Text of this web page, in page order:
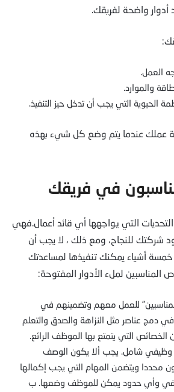
واضحة لفريقك.
العمل.
والموارد.
الحيوية التي يجب أن تدخل حيز التنفيذ.
عملك عندما يتم وضع كل شيء بهذه
في فريقك
التي يواجهها أي قائد أعمال.فهي
تقود شركتك للنجاح، ومع ذلك ، لا يجب أن
أشياء يمكنك تنفيذها لمساعدتك
المناسبين لملء الأدوار المفتوحة:
للعمل معهم وتضمينهم في
دمج عناصر مثل النزاهة والصدق والتعلم
الخصائص التي يتمتع بها الموظف الرائع.
شامل. يجب ألا يكون الوصف
محددا ويتضمن المهام التي يجب إكمالها
وأي حدود يمكن للموظف وضعها. ب